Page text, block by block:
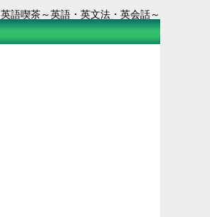
英語喫茶～英語・英文法・英会話～